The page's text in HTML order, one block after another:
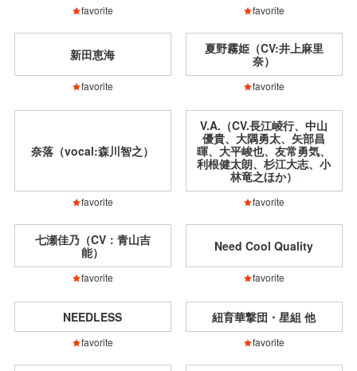
favorite favorite
新田恵海
favorite
夏野霧姫（CV:井上麻里
奈）
favorite
奈落（vocal:森川智之）
favorite
V.A.（CV.長江崚行、中山
優貴、大隅勇太、矢部昌
暉、大平峻也、友常勇気、
利根健太朗、杉江大志、小
林竜之ほか）
favorite
七瀬佳乃（CV：青山吉
能）
favorite
Need Cool Quality
favorite
NEEDLESS
favorite
紐育華撃団・星組 他
favorite